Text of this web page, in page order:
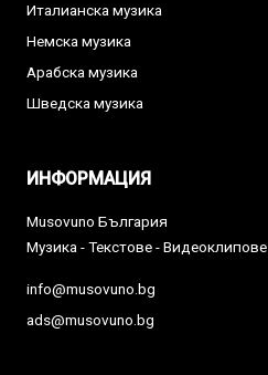
Италианска музика
Немска музика
Арабска музика
Шведска музика
ИНФОРМАЦИЯ
Musovuno България
Музика - Текстове - Видеоклипове
info@musovuno.bg
ads@musovuno.bg